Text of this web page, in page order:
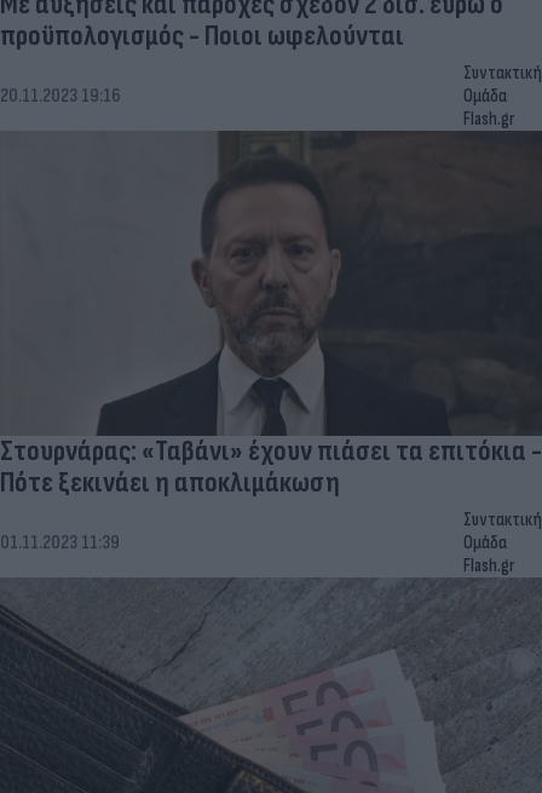
προϋπολογισμός - Ποιοι ωφελούνται
20.11.2023 19:16
Συντακτική
Ομάδα
Flash.gr
Στουρνάρας: «Ταβάνι» έχουν πιάσει τα επιτόκια -
Πότε ξεκινάει η αποκλιμάκωση
01.11.2023 11:39
Συντακτική
Ομάδα
Flash.gr